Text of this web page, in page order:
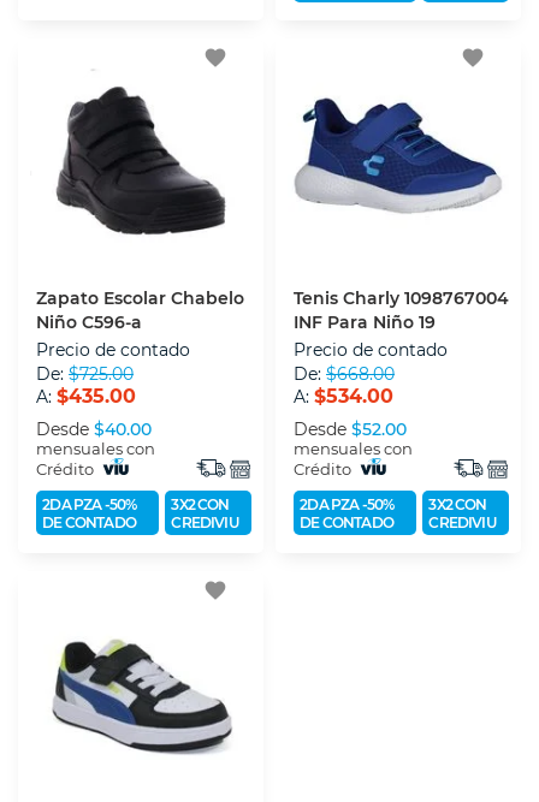
favorite
Zapato Escolar Chabelo
Niño C596-a
Precio de contado
De: $725.00
A: $435.00
Desde $40.00
mensuales con
Crédito
2DA PZA -50%
DE CONTADO
3X2 CON
CREDIVIU
favorite
Tenis Charly 1098767004
INF Para Niño 19
Precio de contado
De: $668.00
A: $534.00
Desde $52.00
mensuales con
Crédito
2DA PZA -50%
DE CONTADO
3X2 CON
CREDIVIU
favorite